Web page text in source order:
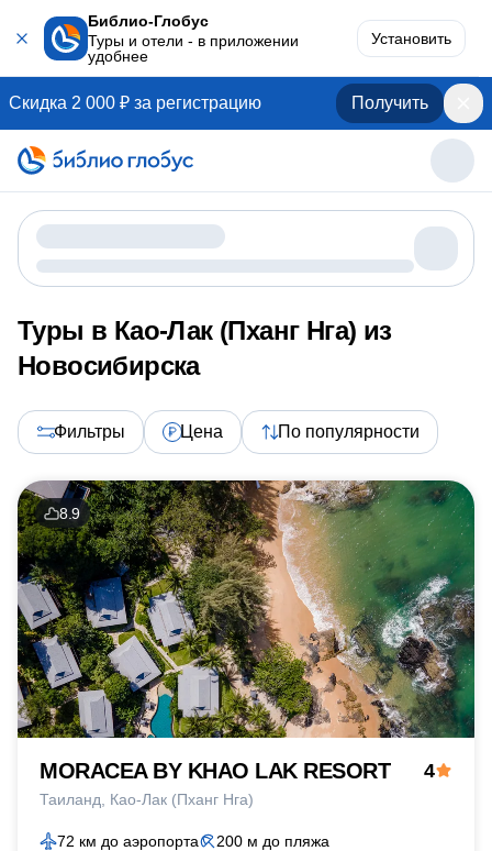
Библио-Глобус
Туры и отели - в приложении
удобнее
Установить
Скидка 2 000 ₽ за регистрацию Получить
Туры в Као-Лак (Пханг Нга) из
Новосибирска
Фильтры Цена По популярности
8.9
MORACEA BY KHAO LAK RESORT
Таиланд Као-Лак (Пханг Нга)
4
72 км до аэропорта 200 м до пляжа